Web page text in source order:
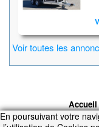
Voir toutes les
Accueil
d'utilisation
En poursuivant votre